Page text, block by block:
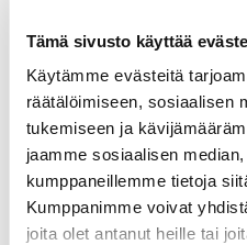
Tämä sivusto käyttää
Käytämme evästeitä
räätälöimiseen, sosiaalisen
tukemiseen ja
jaamme sosiaalisen
kumppaneillemme tietoja
Kumppanimme voivat
joita olet antanut heille tai
3.
#21